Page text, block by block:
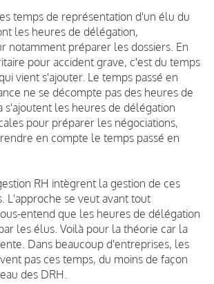
temps de représentation d'un élu du
les heures de délégation,
notamment préparer les dossiers. En
pour accident grave, c'est du temps
vient s'ajouter. Le temps passé en
ne se décompte pas des heures de
s'ajoutent les heures de délégation
pour préparer les négociations,
en compte le temps passé en
RH intègrent la gestion de ces
L'approche se veut avant tout
entend que les heures de délégation
les élus. Voilà pour la théorie car la
Dans beaucoup d'entreprises, les
pas ces temps, du moins de façon
des DRH.